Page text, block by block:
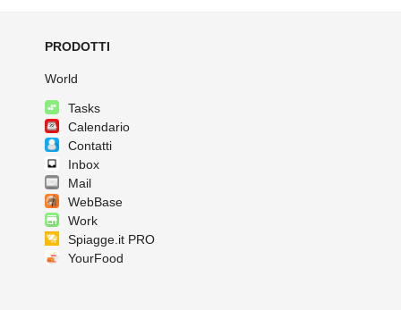
PRODOTTI
World
Tasks
Calendario
Contatti
Inbox
Mail
WebBase
Work
Spiagge.it PRO
YourFood